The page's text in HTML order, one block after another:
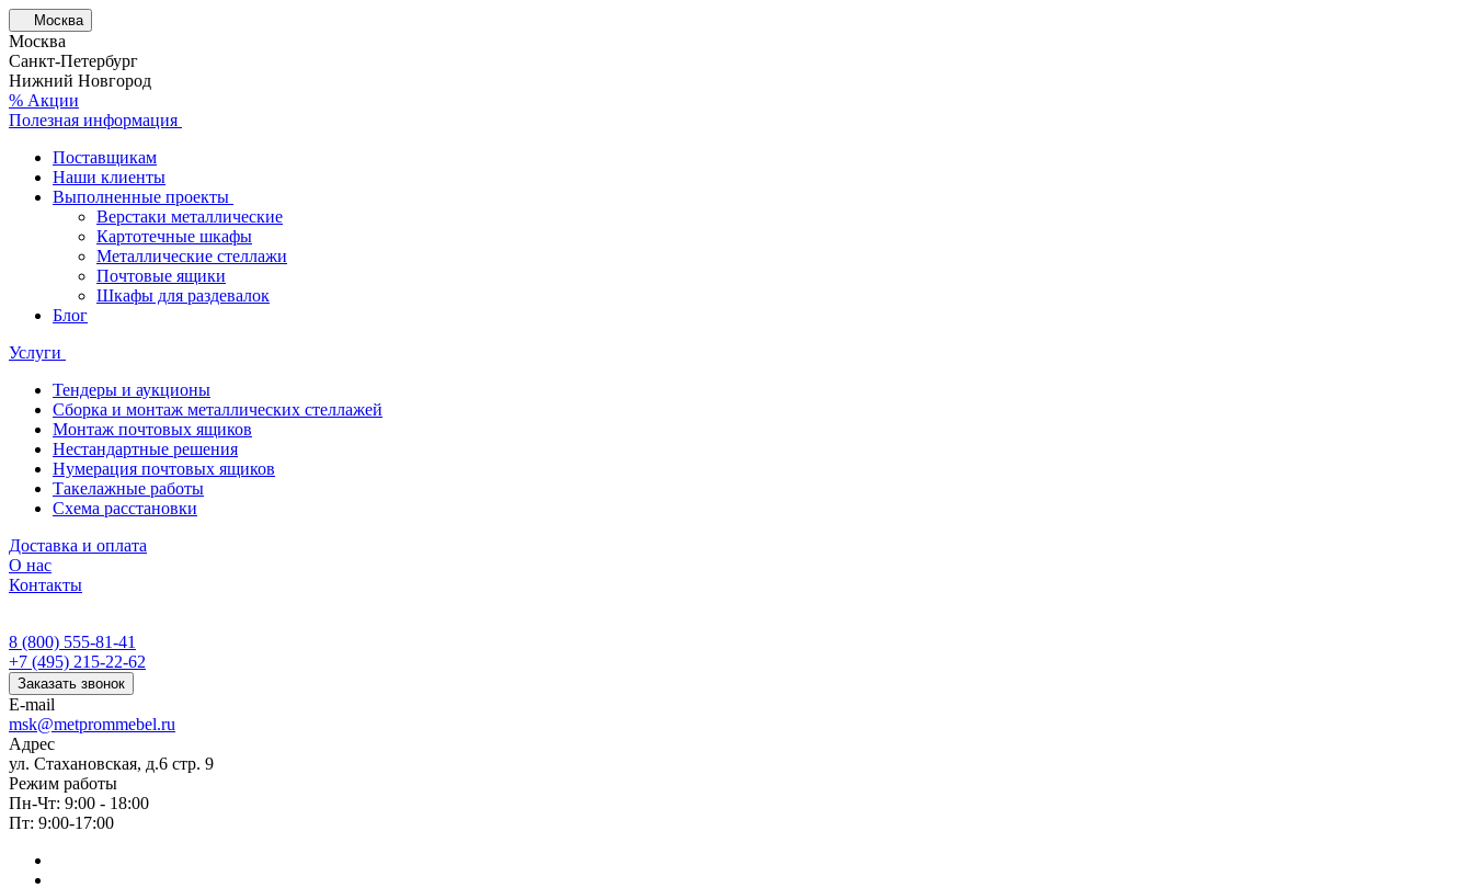
Москва
Москва
Санкт-Петербург
Нижний Новгород
% Акции
Полезная информация
Поставщикам
Наши клиенты
Выполненные проекты
Верстаки металлические
Картотечные шкафы
Металлические стеллажи
Почтовые ящики
Шкафы для раздевалок
Блог
Услуги
Тендеры и аукционы
Сборка и монтаж металлических стеллажей
Монтаж почтовых ящиков
Нестандартные решения
Нумерация почтовых ящиков
Такелажные работы
Схема расстановки
Доставка и оплата
О нас
Контакты
8 (800) 555-81-41
+7 (495) 215-22-62
Заказать звонок
E-mail
msk@metprommebel.ru
Адрес
ул. Стахановская, д.6 стр. 9
Режим работы
Пн-Чт: 9:00 - 18:00
Пт: 9:00-17:00